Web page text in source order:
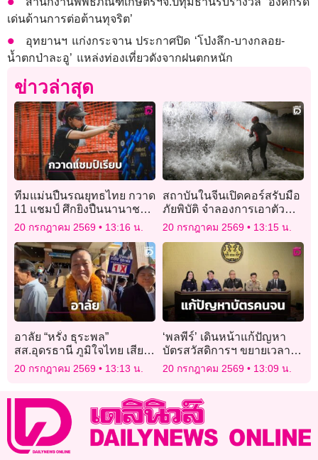
เด่นด้านการต่อต้านทุจริต’
อุทยานฯ แก่งกระจาน ประกาศปิด ‘โป่งลึก-บางกลอย-
น้ำตกป่าละอู’ แหล่งท่องเที่ยวดังจากฝนตกหนัก
ข่าวล่าสุด
ทีมแม่นปืนรณยุทธไทย กวาด
11 แชมป์ ศึกยิงปืนนานาชาติ
“ไทย-จีน”
20 กรกฎาคม 2569 13:16 น.
สถาบันในจีนเปิดคอร์สรับมือ
ภัยพิบัติ จำลองการเอาตัว
รอดจากไต้ฝุ่น
20 กรกฎาคม 2569 13:15 น.
อาลัย “หรั่ง ธุระพล”
สส.อุดรธานี ภูมิใจไทย เสีย
ชีวิตสงบในวัย 69 ปี หลังต่อสู้
มะเร็งปอด
20 กรกฎาคม 2569 13:13 น.
‘พลพีร์’ เดินหน้าแก้ปัญหา
บัตรสวัสดิการฯ ขยายเวลา
อุทธรณ์ถึง 20 ก.ย.
20 กรกฎาคม 2569 13:09 น.